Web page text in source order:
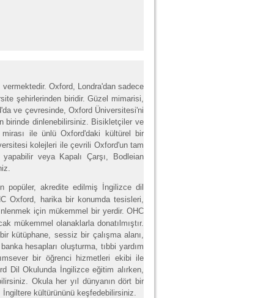
Oxford, Londra'dan sadece
şehirlerinden biridir. Güzel mimarisi,
ve çevresinde, Oxford Üniversitesi'ni
birinde dinlenebilirsiniz. Bisikletçiler ve
ile ünlü Oxford'daki kültürel bir
kolejleri ile çevrili Oxford'un tam
veya Kapalı Çarşı, Bodleian
popüler, akredite edilmiş İngilizce dil
Oxford, harika bir konumda tesisleri,
için mükemmel bir yerdir. OHC
mükemmel olanaklarla donatılmıştır.
kütüphane, sessiz bir çalışma alanı,
hesapları oluşturma, tıbbi yardım
bir öğrenci hizmetleri ekibi ile
Dil Okulunda İngilizce eğitim alırken,
Okula her yıl dünyanın dört bir
kültürününü keşfedebilirsiniz.